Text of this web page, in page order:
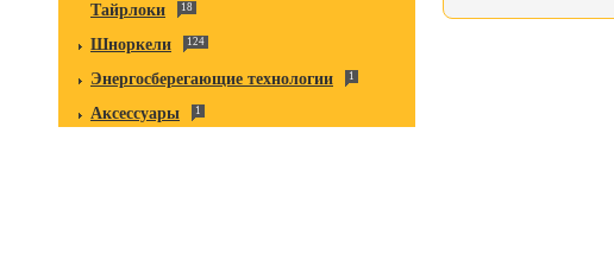
Тайрлоки
18
Шноркели 124
Энергосберегающие технологии 1
Аксессуары 1